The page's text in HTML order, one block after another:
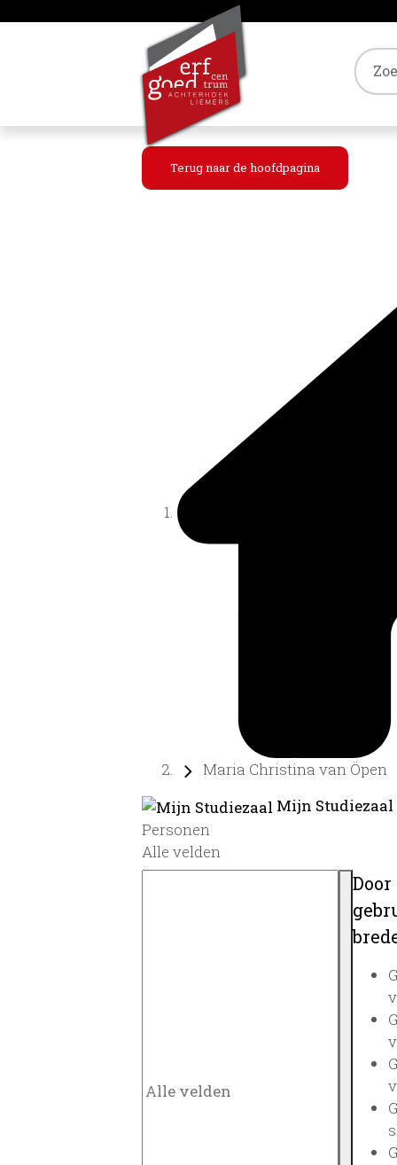
Terug naar de hoofdpagina
Maria Christina van Öpen
Mijn
Personen
Alle velden